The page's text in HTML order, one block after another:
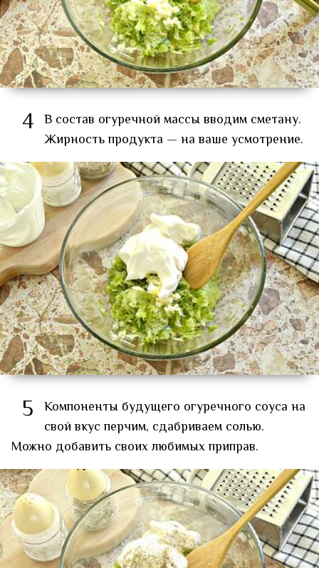
4 В состав огуречной массы вводим сметану.
Жирность продукта — на ваше усмотрение.
5 Компоненты будущего огуречного соуса на
свой вкус перчим, сдабриваем солью.
Можно добавить своих любимых приправ.